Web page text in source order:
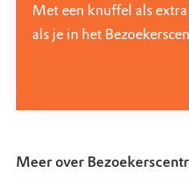
Met een knuffel als
als je in het
Meer over